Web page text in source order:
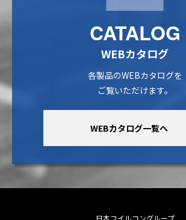
CATALOG
WEBカタログ
各製品のWEBカタログを
ご覧いただけます。
WEBカタログ一覧へ
日本フイルコングループ